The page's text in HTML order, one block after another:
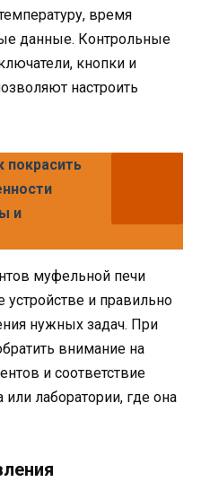
время
данные. Контрольные
кнопки и
настроить
покрасить
и
муфельной печи
устройстве и правильно
нужных задач. При
внимание на
и соответствие
лаборатории, где она